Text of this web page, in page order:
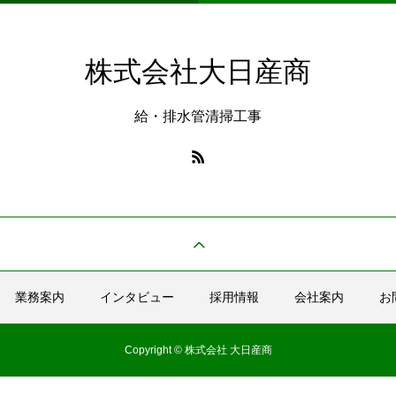
株式会社大日産商
給・排水管清掃工事
業務案内 インタビュー 採用情報 会社案内 お
Copyright © 株式会社 大日産商